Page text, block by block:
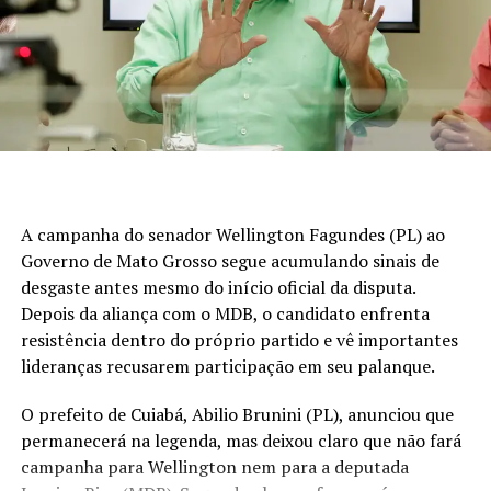
As armas, munições e demais materiais apreendidos
foram encaminhados para perícia.
O preso foi conduzido à unidade policial para lavratura
do flagrante e permanece à disposição da Justiça.
A campanha do senador Wellington Fagundes (PL) ao
Governo de Mato Grosso segue acumulando sinais de
desgaste antes mesmo do início oficial da disputa.
Depois da aliança com o MDB, o candidato enfrenta
resistência dentro do próprio partido e vê importantes
lideranças recusarem participação em seu palanque.
O prefeito de Cuiabá, Abilio Brunini (PL), anunciou que
permanecerá na legenda, mas deixou claro que não fará
campanha para Wellington nem para a deputada